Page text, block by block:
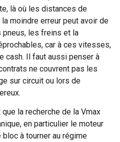
là où les distances de
moindre erreur peut avoir de
pneus, les freins et la
car à ces vitesses,
cash. Il faut aussi penser à
ne couvrent pas les
sur circuit ou lors de
la recherche de la Vmax
en particulier le moteur
à tourner au régime